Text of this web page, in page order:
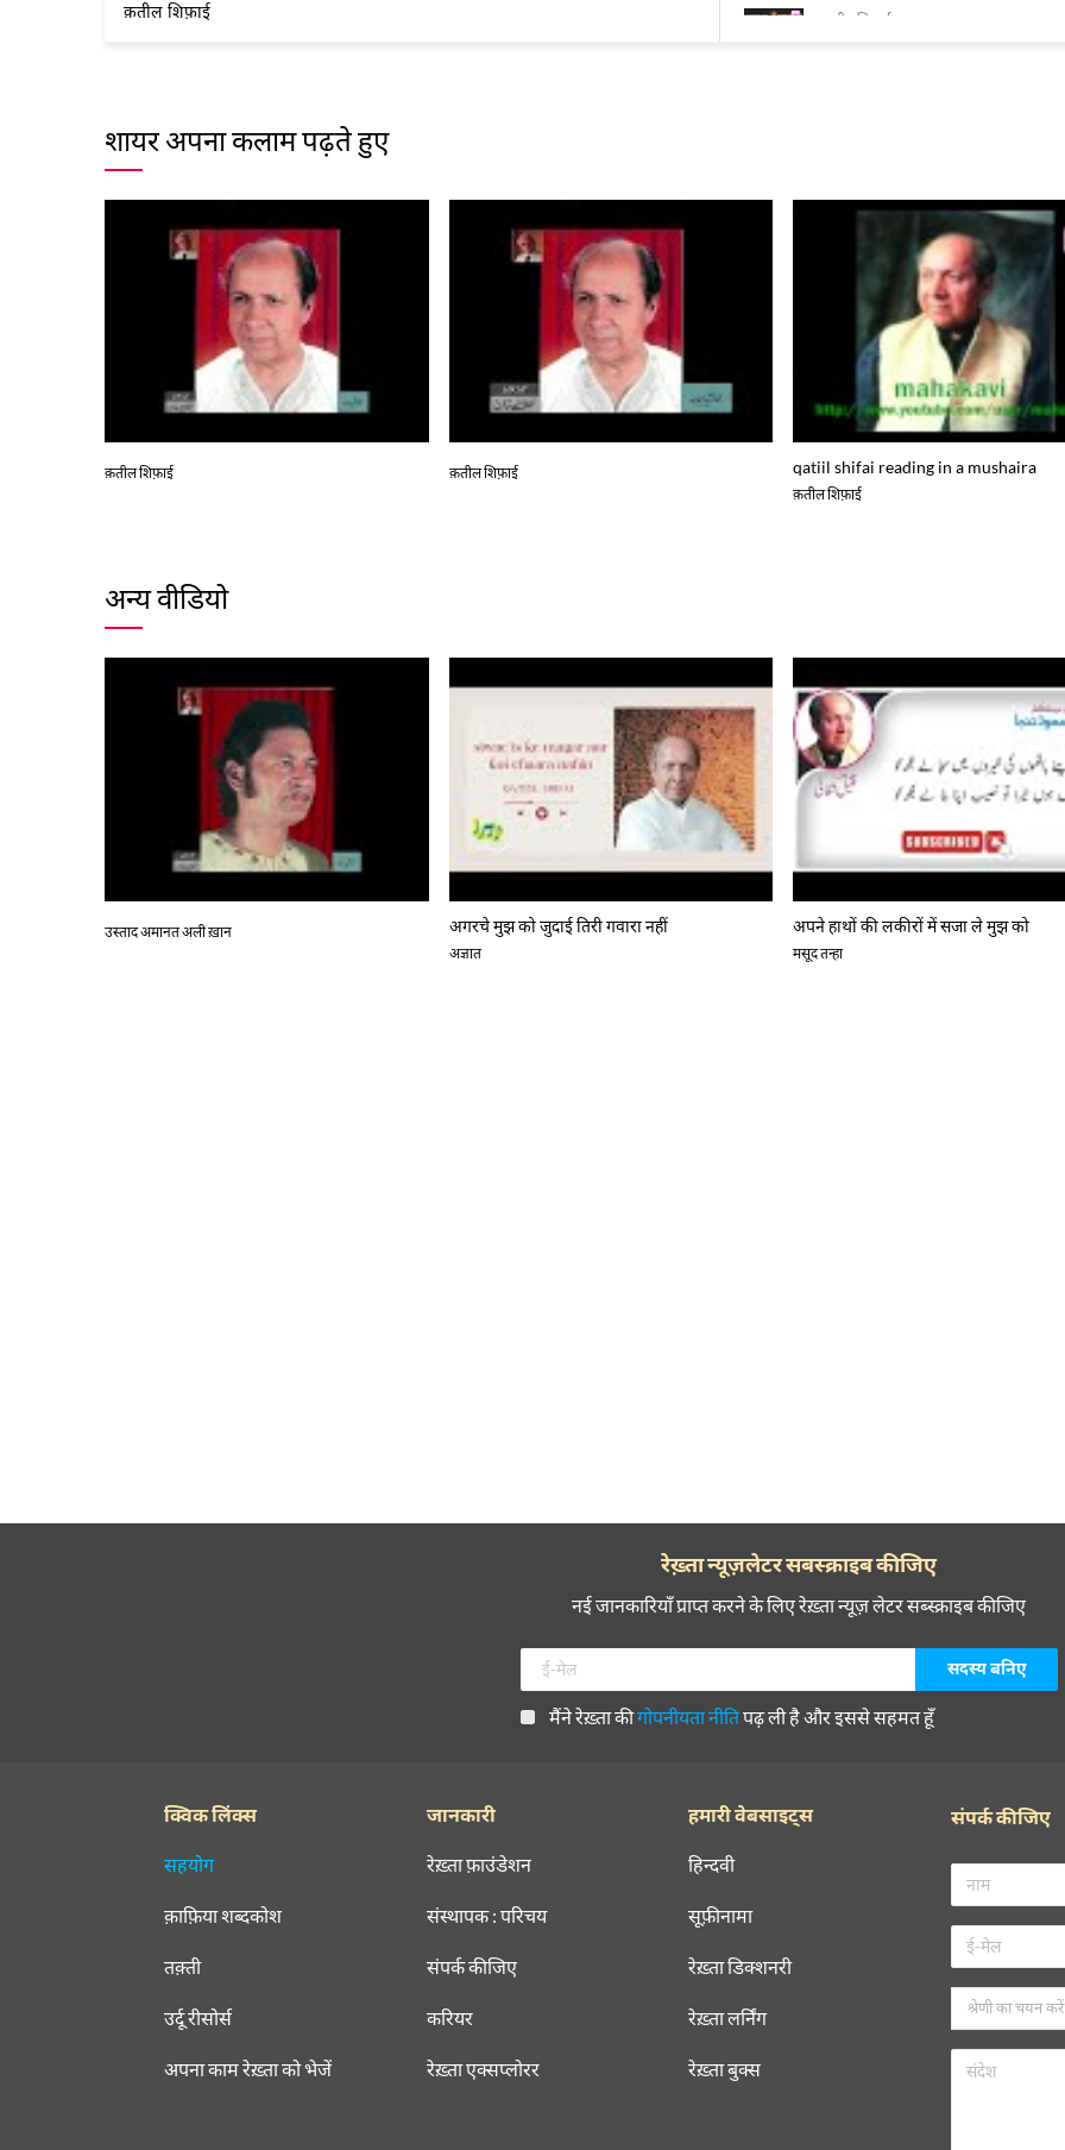
क़तील शिफ़ाई क़तील शिफ़ाई
शायर अपना कलाम पढ़ते हुए
क़तील शिफ़ाई क़तील शिफ़ाई qatiil shifai reading in a mushaira
क़तील शिफ़ाई
अन्य वीडियो
उस्ताद अमानत अली ख़ान अगरचे मुझ को जुदाई तिरी गवारा नहीं
अज्ञात
अपने हाथों की लकीरों में सजा ले मुझ को
मसूद तन्हा
रेख़्ता न्यूज़लेटर सबस्क्राइब कीजिए
नई जानकारियाँ प्राप्त करने के लिए रेख़्ता न्यूज़ लेटर सब्स्क्राइब कीजिए
मैंने रेख़्ता कीगोपनीयता नीतिपढ़ ली है और इससे सहमत हूँ
क्विक लिंक्स
सहयोग
क़ाफ़िया शब्दकोश
तक़्ती
उर्दू रीसोर्स
अपना काम रेख़्ता को भेजें
जानकारी
रेख़्ता फ़ाउंडेशन
संस्थापक : परिचय
संपर्क कीजिए
करियर
रेख़्ता एक्सप्लोरर
हमारी वेबसाइट्स
हिन्दवी
सूफ़ीनामा
रेख़्ता डिक्शनरी
रेख़्ता लर्निंग
रेख़्ता बुक्स
संपर्क कीजिए